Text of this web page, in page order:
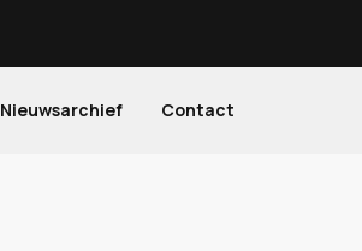
Nieuwsarchief Contact